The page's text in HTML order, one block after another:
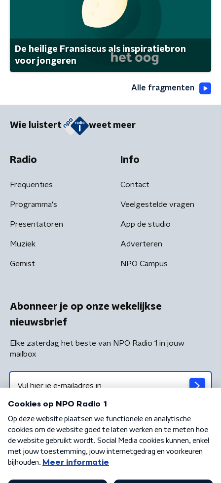
De heilige Fransiscus als inspiratiebron
voor jongeren
Alle fragmenten
Wie luistert weet meer
Radio
Frequenties
Programma's
Presentatoren
Muziek
Gemist
Info
Contact
Veelgestelde vragen
App de studio
Adverteren
NPO Campus
Abonneer je op onze wekelijkse
nieuwsbrief
Elke zaterdag het beste van NPO Radio 1 in jouw
mailbox
Algemene voorwaarden